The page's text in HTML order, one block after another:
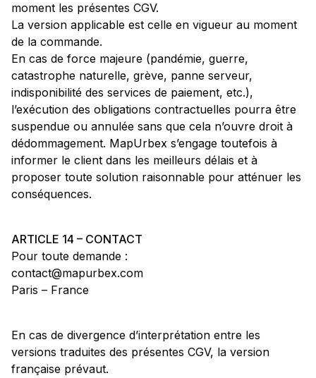
moment les présentes CGV.
La version applicable est celle en vigueur au moment
de la commande.
En cas de force majeure (pandémie, guerre,
catastrophe naturelle, grève, panne serveur,
indisponibilité des services de paiement, etc.),
l’exécution des obligations contractuelles pourra être
suspendue ou annulée sans que cela n’ouvre droit à
dédommagement. MapUrbex s’engage toutefois à
informer le client dans les meilleurs délais et à
proposer toute solution raisonnable pour atténuer les
conséquences.
ARTICLE 14 – CONTACT
Pour toute demande :
contact@mapurbex.com
Paris – France
En cas de divergence d’interprétation entre les
versions traduites des présentes CGV, la version
française prévaut.